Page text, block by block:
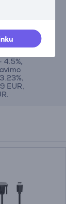
kai
4.5%,
EUR,